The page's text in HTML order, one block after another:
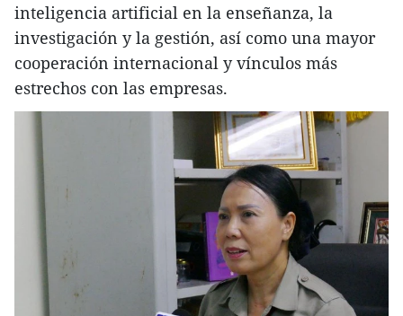
inteligencia artificial en la enseñanza, la
investigación y la gestión, así como una mayor
cooperación internacional y vínculos más
estrechos con las empresas.